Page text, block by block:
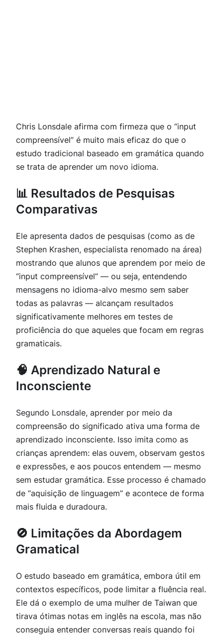
Chris Lonsdale afirma com firmeza que o “input
compreensível” é muito mais eficaz do que o
estudo tradicional baseado em gramática quando
se trata de aprender um novo idioma.
📊 Resultados de Pesquisas
Comparativas
Ele apresenta dados de pesquisas (como as de
Stephen Krashen, especialista renomado na área)
mostrando que alunos que aprendem por meio de
“input compreensível” — ou seja, entendendo
mensagens no idioma-alvo mesmo sem saber
todas as palavras — alcançam resultados
significativamente melhores em testes de
proficiência do que aqueles que focam em regras
gramaticais.
🧠 Aprendizado Natural e
Inconsciente
Segundo Lonsdale, aprender por meio da
compreensão do significado ativa uma forma de
aprendizado inconsciente. Isso imita como as
crianças aprendem: elas ouvem, observam gestos
e expressões, e aos poucos entendem — mesmo
sem estudar gramática. Esse processo é chamado
de “aquisição de linguagem” e acontece de forma
mais fluida e duradoura.
🚫 Limitações da Abordagem
Gramatical
O estudo baseado em gramática, embora útil em
contextos específicos, pode limitar a fluência real.
Ele dá o exemplo de uma mulher de Taiwan que
tirava ótimas notas em inglês na escola, mas não
conseguia entender conversas reais quando foi